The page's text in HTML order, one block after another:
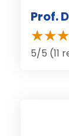
Prof.
5/5 (11